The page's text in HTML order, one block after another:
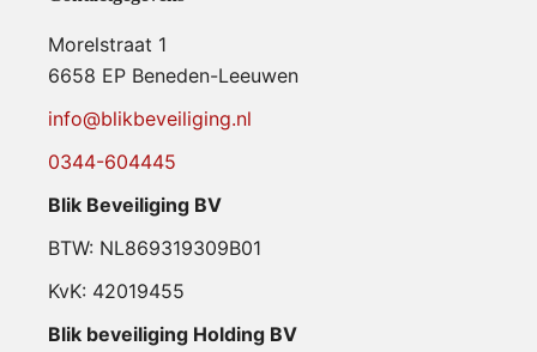
Morelstraat 1
6658 EP Beneden-Leeuwen
info@blikbeveiliging.nl
0344-604445
Blik Beveiliging BV
BTW: NL869319309B01
KvK: 42019455
Blik beveiliging Holding BV